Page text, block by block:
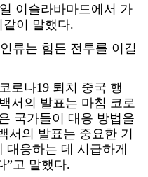
이슬라바마드에서 가
이 말했다.
류는 힘든 전투를 이길
로나19 퇴치 중국 행
서의 발표는 마침 코로
국가들이 대응 방법을
서의 발표는 중요한 기
대응하는 데 시급하게
”고 말했다.